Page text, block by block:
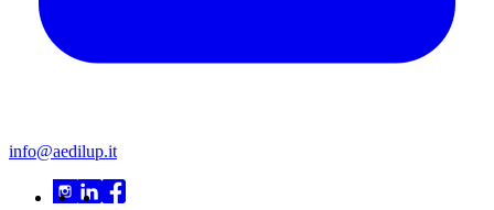
info@aedilup.it